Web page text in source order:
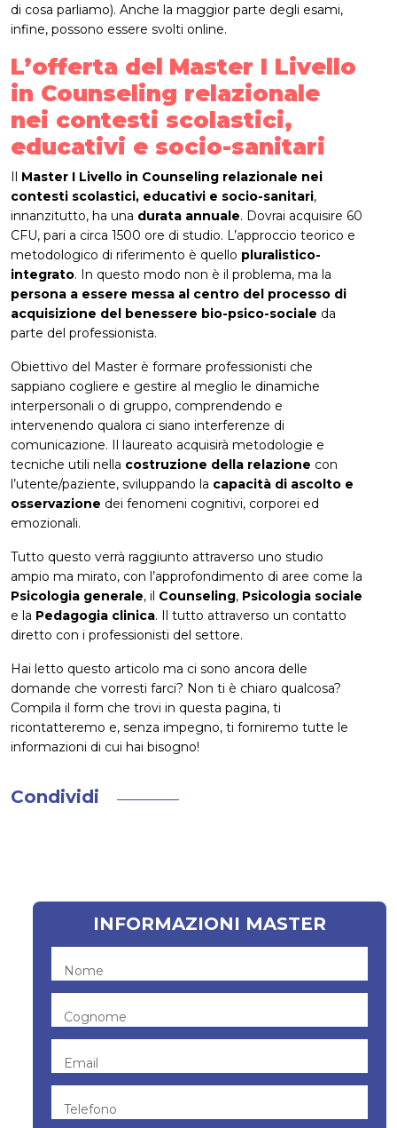
di cosa parliamo). Anche la maggior parte degli esami,
infine, possono essere svolti online.
L’offerta del Master I Livello
in Counseling relazionale
nei contesti scolastici,
educativi e socio-sanitari
Master I Livello in Counseling relazionale nei
contesti scolastici, educativi e socio-sanitari,
innanzitutto, ha una durata annuale. Dovrai acquisire 60
CFU, pari a circa 1500 ore di studio. L’approccio teorico e
metodologico di riferimento è quello pluralistico-
integrato. In questo modo non è il problema, ma la
persona a essere messa al centro del processo di
acquisizione del benessere bio-psico-sociale da
parte del professionista.
Obiettivo del Master è formare professionisti che
sappiano cogliere e gestire al meglio le dinamiche
interpersonali o di gruppo, comprendendo e
intervenendo qualora ci siano interferenze di
comunicazione. Il laureato acquisirà metodologie e
tecniche utili nella costruzione della relazione con
l’utente/paziente, sviluppando la capacità di ascolto e
osservazione dei fenomeni cognitivi, corporei ed
emozionali.
Tutto questo verrà raggiunto attraverso uno studio
ampio ma mirato, con l’approfondimento di aree come la
Psicologia generale, il Counseling, Psicologia sociale
e la Pedagogia clinica. Il tutto attraverso un contatto
diretto con i professionisti del settore.
Hai letto questo articolo ma ci sono ancora delle
domande che vorresti farci? Non ti è chiaro qualcosa?
Compila il form che trovi in questa pagina, ti
ricontatteremo e, senza impegno, ti forniremo tutte le
informazioni di cui hai bisogno!
Condividi
INFORMAZIONI MASTER
Nome
Cognome
Email
Telefono